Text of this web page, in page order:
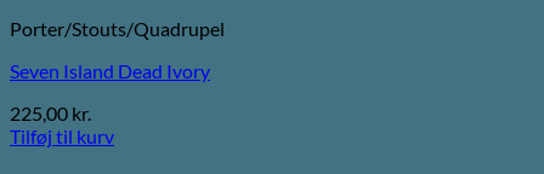
Porter/Stouts/Quadrupel
Seven Island Dead Ivory
225,00 kr.
Tilføj til kurv